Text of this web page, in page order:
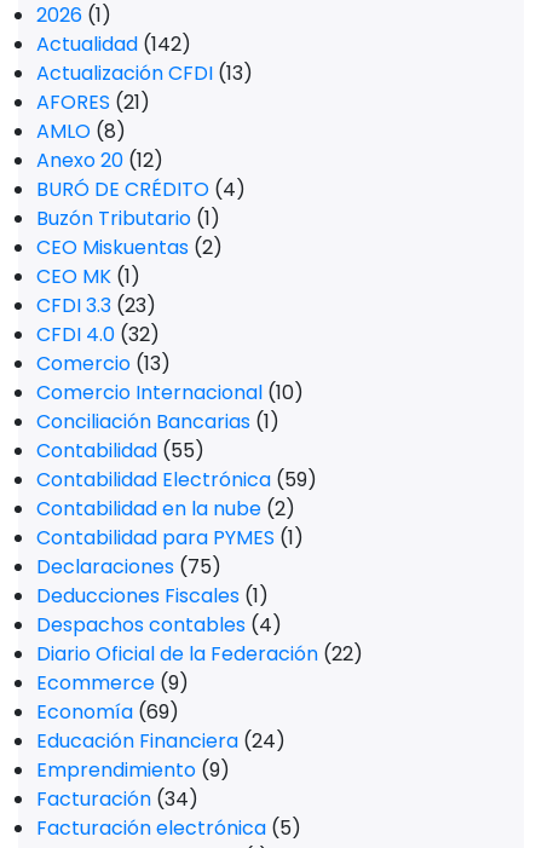
2026 (1)
Actualidad (142)
Actualización CFDI (13)
AFORES (21)
AMLO (8)
Anexo 20 (12)
BURÓ DE CRÉDITO (4)
Buzón Tributario (1)
CEO Miskuentas (2)
CEO MK (1)
CFDI 3.3 (23)
CFDI 4.0 (32)
Comercio (13)
Comercio Internacional (10)
Conciliación Bancarias (1)
Contabilidad (55)
Contabilidad Electrónica (59)
Contabilidad en la nube (2)
Contabilidad para PYMES (1)
Declaraciones (75)
Deducciones Fiscales (1)
Despachos contables (4)
Diario Oficial de la Federación (22)
Ecommerce (9)
Economía (69)
Educación Financiera (24)
Emprendimiento (9)
Facturación (34)
Facturación electrónica (5)